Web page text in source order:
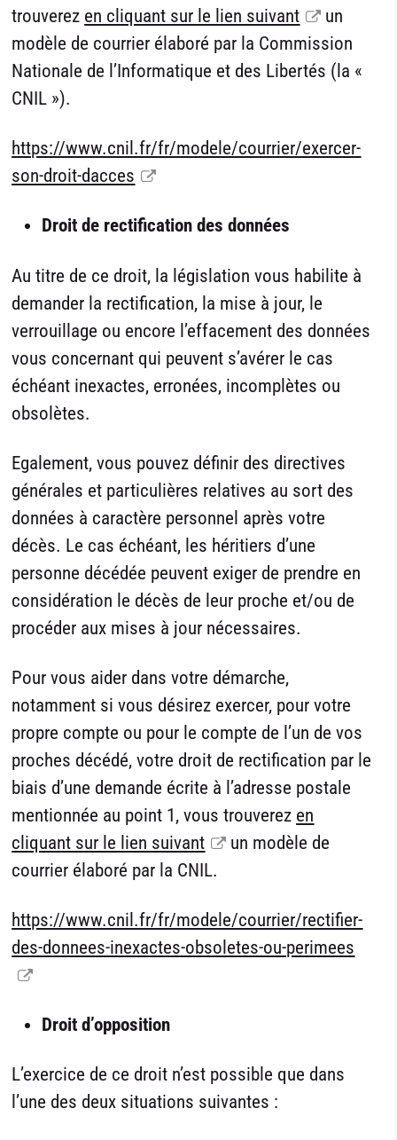
trouverez en cliquant sur le lien suivant
un
modèle de courrier élaboré par la Commission
Nationale de l’Informatique et des Libertés (la «
CNIL »).
https://www.cnil.fr/fr/modele/courrier/exercer-
son-droit-dacces
Droit de rectification des données
Au titre de ce droit, la législation vous habilite à
demander la rectification, la mise à jour, le
verrouillage ou encore l’effacement des données
vous concernant qui peuvent s’avérer le cas
échéant inexactes, erronées, incomplètes ou
obsolètes.
Egalement, vous pouvez définir des directives
générales et particulières relatives au sort des
données à caractère personnel après votre
décès. Le cas échéant, les héritiers d’une
personne décédée peuvent exiger de prendre en
considération le décès de leur proche et/ou de
procéder aux mises à jour nécessaires.
Pour vous aider dans votre démarche,
notamment si vous désirez exercer, pour votre
propre compte ou pour le compte de l’un de vos
proches décédé, votre droit de rectification par le
biais d’une demande écrite à l’adresse postale
mentionnée au point 1, vous trouverez en
cliquant sur le lien suivant
un modèle de
courrier élaboré par la CNIL.
https://www.cnil.fr/fr/modele/courrier/rectifier-
des-donnees-inexactes-obsoletes-ou-perimees
Droit d’opposition
L’exercice de ce droit n’est possible que dans
l’une des deux situations suivantes :